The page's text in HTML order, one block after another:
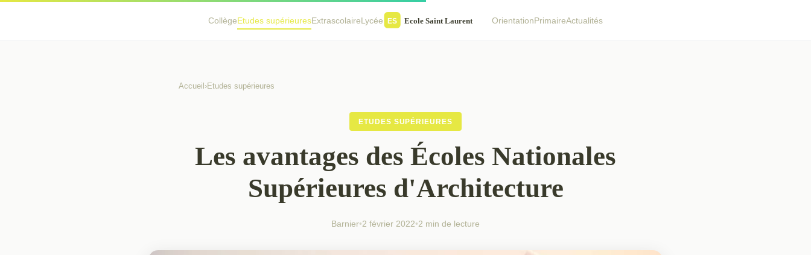
CollègeEtudes supérieuresExtrascolaireLycée OrientationPrimaireActualités
Accueil ›Etudes supérieures
ETUDES SUPÉRIEURES
Les avantages des Écoles Nationales
Supérieures d'Architecture
Barnier•2 février 2022•2 min de lecture